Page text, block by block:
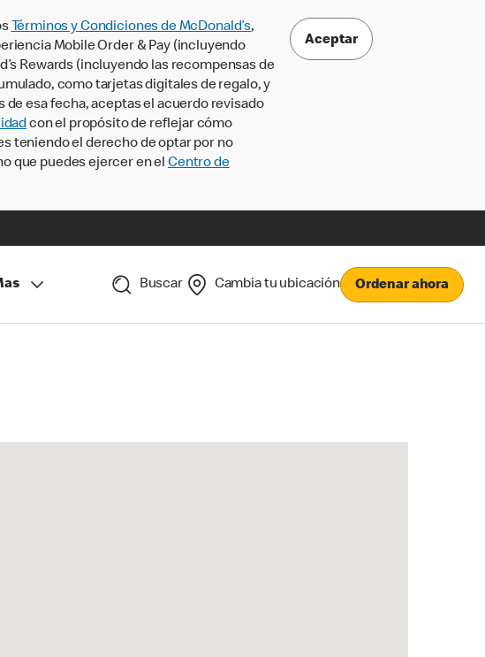
Términos y Condiciones de McDonald’s,
Mobile Order & Pay (incluyendo
Rewards (incluyendo las recompensas de
como tarjetas digitales de regalo, y
esa fecha, aceptas el acuerdo revisado
con el propósito de reflejar cómo
teniendo el derecho de optar por no
que puedes ejercer en el Centro de
Aceptar
Buscar Cambia tu ubicación Ordenar ahora